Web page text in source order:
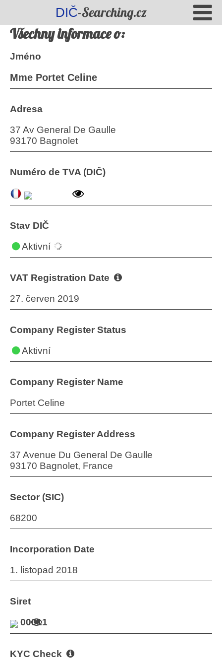
DIČ-Searching.cz
Všechny informace o:
Jméno
Mme Portet Celine
Adresa
37 Av General De Gaulle
93170 Bagnolet
Numéro de TVA (DIČ)
Stav DIČ
Aktivní
VAT Registration Date
27. červen 2019
Company Register Status
Aktivní
Company Register Name
Portet Celine
Company Register Address
37 Avenue Du General De Gaulle
93170 Bagnolet, France
Sector (SIC)
68200
Incorporation Date
1. listopad 2018
Siret
00011
KYC Check